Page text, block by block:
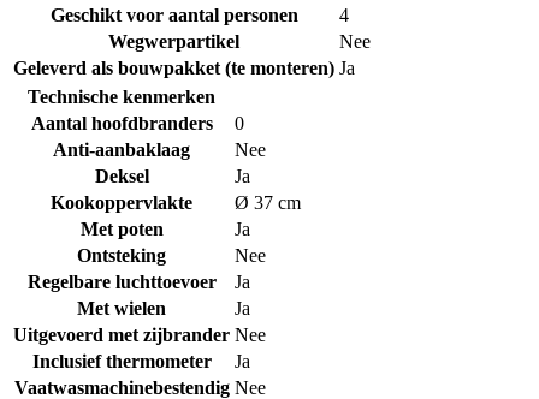
Geschikt voor aantal personen
4
Wegwerpartikel
Nee
Geleverd als bouwpakket (te monteren) Ja
Technische kenmerken
Aantal hoofdbranders
0
Anti-aanbaklaag
Nee
Deksel
Ja
Kookoppervlakte
Ø 37 cm
Met poten
Ja
Ontsteking
Nee
Regelbare luchttoevoer
Ja
Met wielen
Ja
Uitgevoerd met zijbrander Nee
Inclusief thermometer
Ja
Vaatwasmachinebestendig Nee